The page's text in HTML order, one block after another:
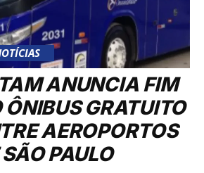
ANUNCIA FIM
ÔNIBUS GRATUITO
AEROPORTOS
SÃO PAULO